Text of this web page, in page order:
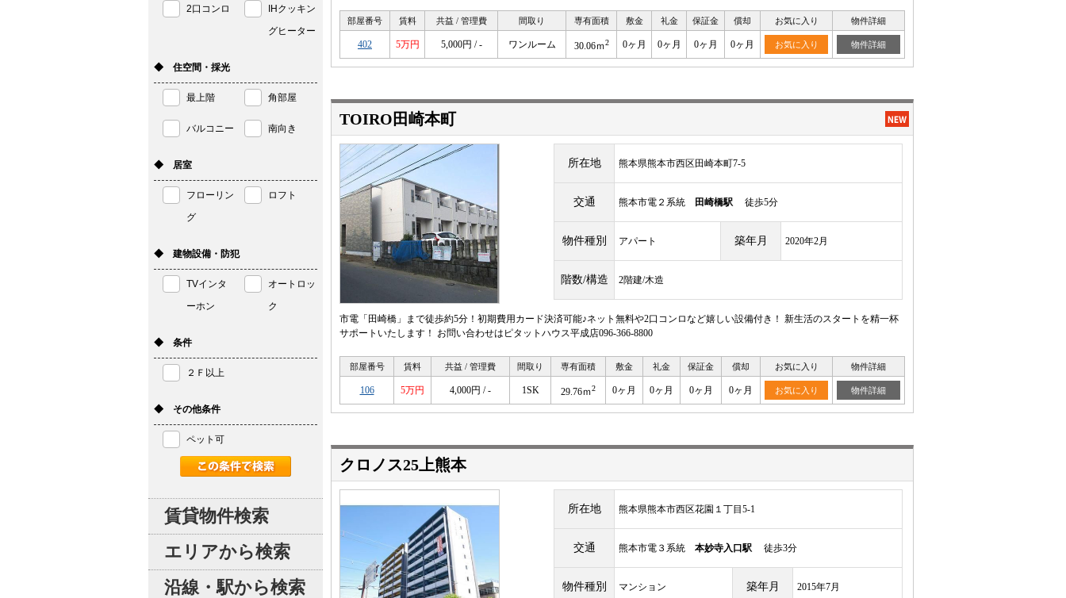
部屋番号 賃料 共益 / 管理費 間取り 専有面積 敷金 礼金 保証金 償却 お気に入り 物件詳細
402 5万円 5,000円 / - ワンルーム 30.06ｍ2 0ヶ月 0ヶ月 0ヶ月 0ヶ月 お気に入り 物件詳細
TOIRO田崎本町
所在地 熊本県熊本市西区田崎本町7-5
交通 熊本市電２系統 田崎橋駅 徒歩5分
物件種別 アパート 築年月 2020年2月
階数/構造 2階建/木造
市電「田崎橋」まで徒歩約5分！初期費用カード決済可能♪ネット無料や2口コンロなど嬉しい設備付き！ 新生活のスタートを精一杯
サポートいたします！ お問い合わせはピタットハウス平成店096-366-8800
部屋番号 賃料 共益 / 管理費 間取り 専有面積 敷金 礼金 保証金 償却 お気に入り 物件詳細
106 5万円 4,000円 / - 1SK 29.76ｍ2 0ヶ月 0ヶ月 0ヶ月 0ヶ月 お気に入り 物件詳細
クロノス25上熊本
所在地 熊本県熊本市西区花園１丁目5-1
交通 熊本市電３系統 本妙寺入口駅 徒歩3分
物件種別 マンション 築年月 2015年7月
2口コンロ
IHクッキン
グヒーター
◆ 住空間・採光
最上階 角部屋
バルコニー 南向き
◆ 居室
フローリン
グ
ロフト
◆ 建物設備・防犯
TVインタ
ーホン
オートロッ
ク
◆ 条件
２Ｆ以上
◆ その他条件
ペット可
賃貸物件検索
エリアから検索
沿線・駅から検索